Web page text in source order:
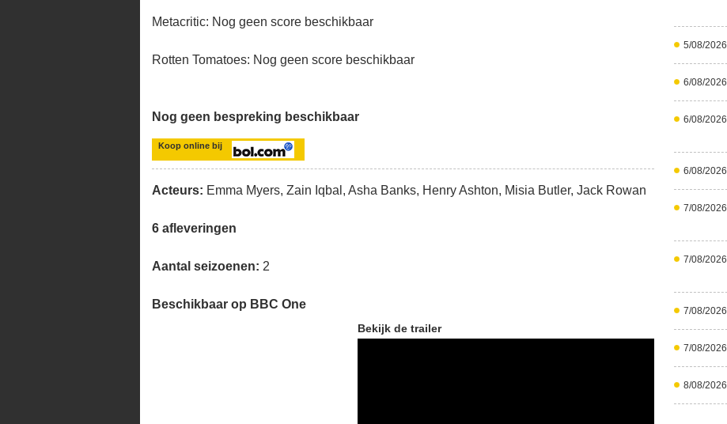
Metacritic: Nog geen score beschikbaar
Rotten Tomatoes: Nog geen score beschikbaar
Nog geen bespreking beschikbaar
Koop online bij
Acteurs: Emma Myers, Zain Iqbal, Asha Banks, Henry Ashton, Misia Butler, Jack Rowan
6 afleveringen
Aantal seizoenen: 2
Beschikbaar op BBC One
Bekijk de trailer
5/08/2026
6/08/2026
6/08/2026
6/08/2026
7/08/2026
7/08/2026
7/08/2026
7/08/2026
8/08/2026